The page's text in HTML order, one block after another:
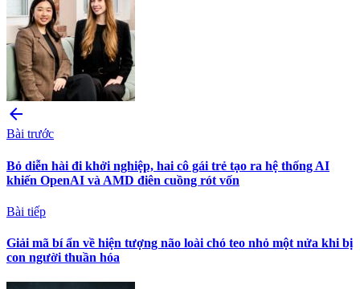
arrow_back
Bài trước
Bỏ diễn hài đi khởi nghiệp, hai cô gái trẻ tạo ra hệ thống AI
khiến OpenAI và AMD điên cuồng rót vốn
Bài tiếp
Giải mã bí ẩn về hiện tượng não loài chó teo nhỏ một nửa khi bị
con người thuần hóa